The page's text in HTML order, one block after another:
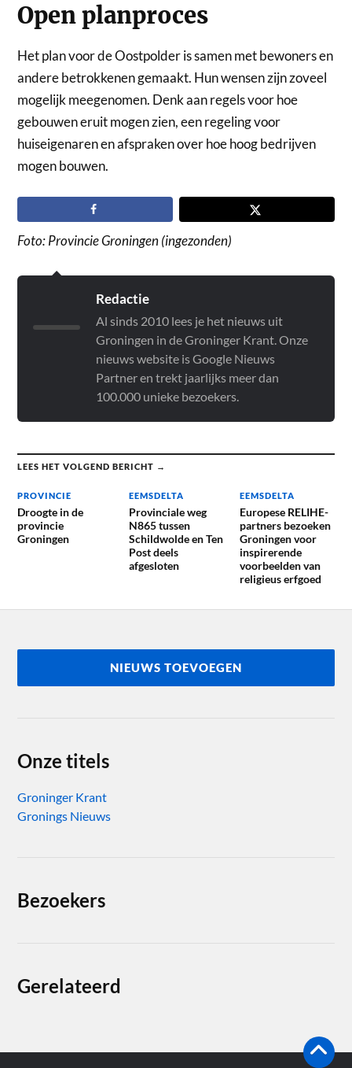
Open planproces
Het plan voor de Oostpolder is samen met bewoners en
andere betrokkenen gemaakt. Hun wensen zijn zoveel
mogelijk meegenomen. Denk aan regels voor hoe
gebouwen eruit mogen zien, een regeling voor
huiseigenaren en afspraken over hoe hoog bedrijven
mogen bouwen.
Foto: Provincie Groningen (ingezonden)
Redactie
Al sinds 2010 lees je het nieuws uit
Groningen in de Groninger Krant. Onze
nieuws website is Google Nieuws
Partner en trekt jaarlijks meer dan
100.000 unieke bezoekers.
LEES HET VOLGEND BERICHT →
PROVINCIE
Droogte in de
provincie
Groningen
EEMSDELTA
Provinciale weg
N865 tussen
Schildwolde en Ten
Post deels
afgesloten
EEMSDELTA
Europese RELIHE-
partners bezoeken
Groningen voor
inspirerende
voorbeelden van
religieus erfgoed
NIEUWS TOEVOEGEN
Onze titels
Groninger Krant
Gronings Nieuws
Bezoekers
Gerelateerd